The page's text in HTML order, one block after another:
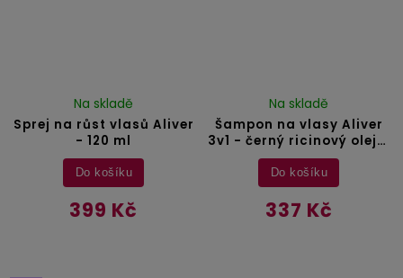
Sprej na růst vlasů Aliver
- 120 ml
Na skladě
399 Kč
Do košíku
Šampon na vlasy Aliver
3v1 - černý ricinový olej +
amla + černý kmín - 300
ml
Na skladě
337 Kč
Do košíku